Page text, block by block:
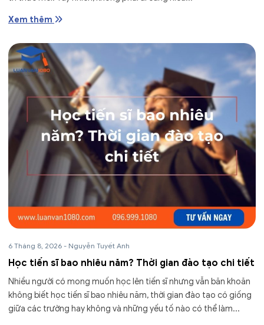
Xem thêm
6 Tháng 8, 2026 - Nguyễn Tuyết Anh
Học tiến sĩ bao nhiêu năm? Thời gian đào tạo chi tiết
Nhiều người có mong muốn học lên tiến sĩ nhưng vẫn băn khoăn
không biết học tiến sĩ bao nhiêu năm, thời gian đào tạo có giống
giữa các trường hay không và những yếu tố nào có thể làm...